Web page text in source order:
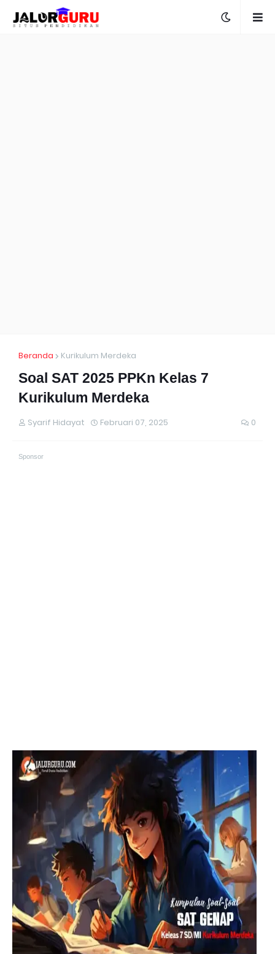
Beranda Kurikulum Merdeka
Soal SAT 2025 PPKn Kelas 7
Kurikulum Merdeka
Syarif Hidayat Februari 07, 2025 0
Sponsor